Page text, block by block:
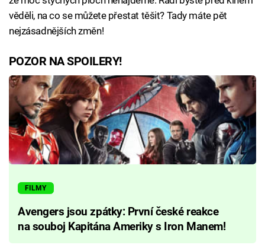
věděli, na co se můžete přestat těšit? Tady máte pět
nejzásadnějších změn!
POZOR NA SPOILERY!
FILMY
Avengers jsou zpátky: První české reakce
na souboj Kapitána Ameriky s Iron Manem!